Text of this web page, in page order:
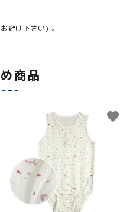
避け下さい) 。
商品
favorite